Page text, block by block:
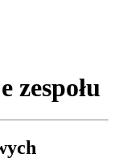
zespołu